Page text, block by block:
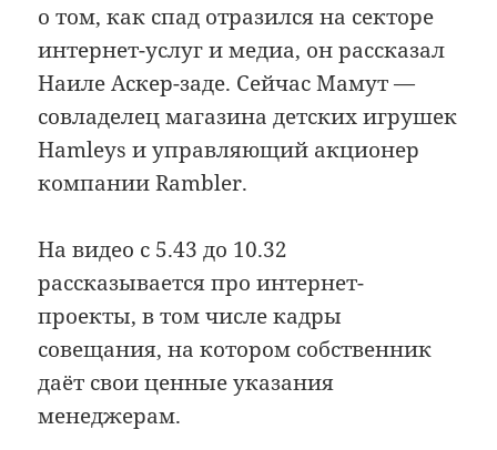
о том, как спад отразился на секторе
интернет-услуг и медиа, он рассказал
Наиле Аскер-заде. Сейчас Мамут —
совладелец магазина детских игрушек
Hamleys и управляющий акционер
компании Rambler.
На видео с 5.43 до 10.32
рассказывается про интернет-
проекты, в том числе кадры
совещания, на котором собственник
даёт свои ценные указания
менеджерам.